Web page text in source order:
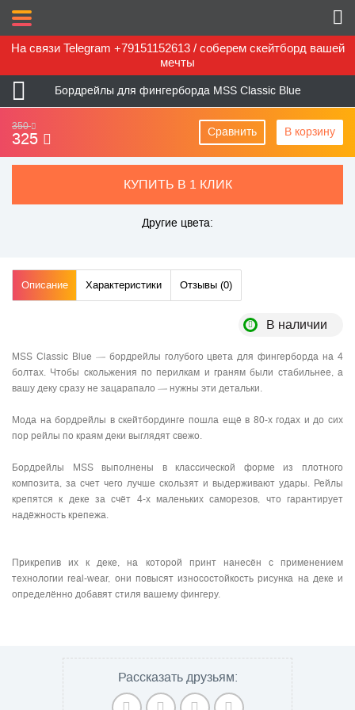
На связи Telegram +79151152613 / соберем скейтборд вашей
мечты
Бордрейлы для фингерборда MSS Classic Blue
350
325 В корзину
Сравнить
КУПИТЬ В 1 КЛИК
Другие цвета:
Описание Характеристики Отзывы (0)
В наличии
MSS Classic Blue — бордрейлы голубого цвета для фингерборда на 4
болтах. Чтобы скольжения по перилкам и граням были стабильнее, а
вашу деку сразу не зацарапало — нужны эти детальки.
Мода на бордрейлы в скейтбординге пошла ещё в 80-х годах и до сих
пор рейлы по краям деки выглядят свежо.
Бордрейлы MSS выполнены в классической форме из плотного
композита, за счет чего лучше скользят и выдерживают удары. Рейлы
крепятся к деке за счёт 4-х маленьких саморезов, что гарантирует
надёжность крепежа.
Прикрепив их к деке, на которой принт нанесён с применением
технологии real-wear, они повысят износостойкость рисунка на деке и
определённо добавят стиля вашему фингеру.
Рассказать друзьям: